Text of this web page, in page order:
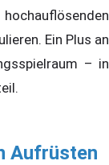
Ein Plus an
– in
Aufrüsten